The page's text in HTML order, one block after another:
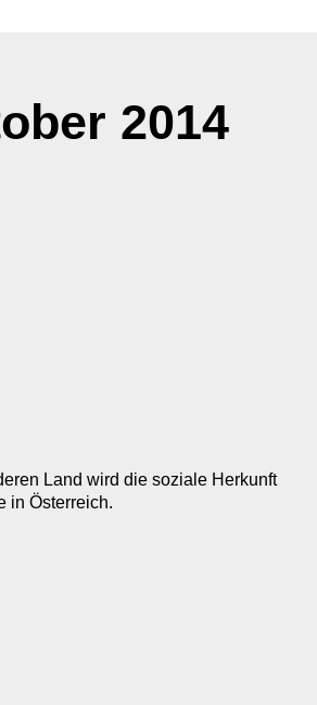
2014
Land wird die soziale Herkunft
in Österreich.